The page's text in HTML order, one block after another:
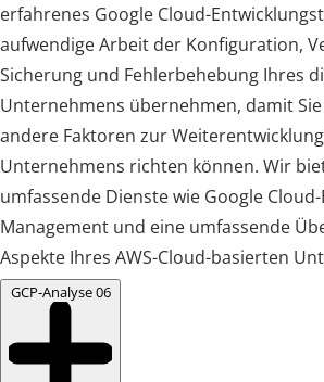
erfahrenes Google Cloud-
aufwendige Arbeit der Konfiguration,
Sicherung und Fehlerbehebung Ihres
Unternehmens übernehmen, damit
andere Faktoren zur
Unternehmens richten können. Wir
umfassende Dienste wie Google
Management und eine umfassende
Aspekte Ihres AWS-Cloud-basierten
GCP-Analyse06